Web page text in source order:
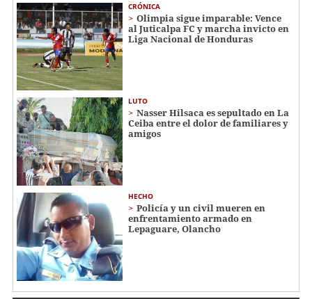
CRÓNICA
Olimpia sigue imparable: Vence
al Juticalpa FC y marcha invicto en
Liga Nacional de Honduras
LUTO
Nasser Hilsaca es sepultado en La
Ceiba entre el dolor de familiares y
amigos
HECHO
Policía y un civil mueren en
enfrentamiento armado en
Lepaguare, Olancho